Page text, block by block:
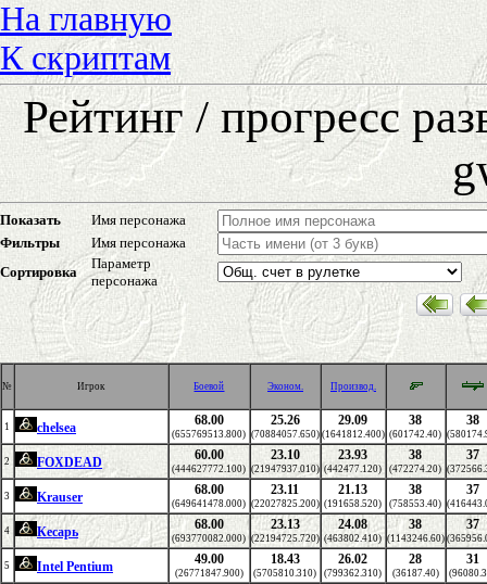
На главную
К скриптам
Рейтинг / прогресс
Показать
Имя персонажа
Фильтры
Имя персонажа
Сортировка
Параметр
персонажа
№ Игрок Боевой Эконом. Производ.
1 chelsea 68.00
(655769513.800)
25.26
(70884057.650)
29.09
(1641812.400)
38
(601742.40)
38
2 FOXDEAD 60.00
(444627772.100)
23.10
(21947937.010)
23.93
(442477.120)
38
(472274.20)
37
3 Krauser 68.00
(649641478.000)
23.11
(22027825.200)
21.13
(191658.520)
38
(758553.40)
37
4 Кесарь 68.00
(693770082.000)
23.13
(22194725.720)
24.08
(463802.410)
38
(1143246.60)
37
5 Intel Pentium 49.00
(26771847.900)
18.43
(5705810.310)
26.02
(799362.310)
28
(36187.40)
31